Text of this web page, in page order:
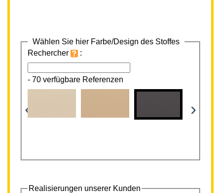
Wählen Sie hier Farbe/Design des Stoffes
Rechercher
:
- 70 verfügbare Referenzen
‹ ›
Realisierungen unserer Kunden